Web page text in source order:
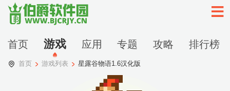
首页 游戏 应用 专题 攻略 排行榜
首页 游戏列表 星露谷物语1.6汉化版